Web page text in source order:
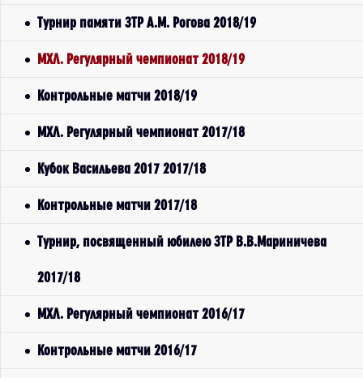
Турнир памяти ЗТР А.М. Рогова 2018/19
МХЛ. Регулярный чемпионат 2018/19
Контрольные матчи 2018/19
МХЛ. Регулярный чемпионат 2017/18
Кубок Васильева 2017 2017/18
Контрольные матчи 2017/18
Турнир, посвященный юбилею ЗТР В.В.Мариничева
2017/18
МХЛ. Регулярный чемпионат 2016/17
Контрольные матчи 2016/17